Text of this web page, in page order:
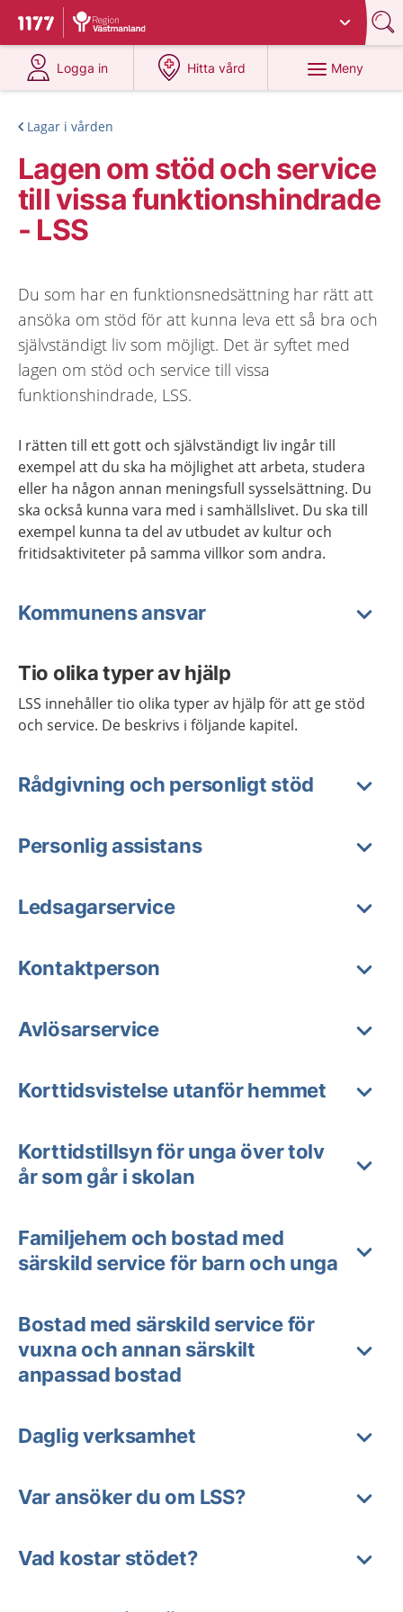
Till startsidan för 1177
Du har valt region
Logga in
på 1177.se
Hitta vård
på 1177.se
Meny
Lagar i vården
Lagen om stöd och service
till vissa funktionshindrade
- LSS
Du som har en funktionsnedsättning har rätt att
ansöka om stöd för att kunna leva ett så bra och
självständigt liv som möjligt. Det är syftet med
lagen om stöd och service till vissa
funktionshindrade, LSS.
I rätten till ett gott och självständigt liv ingår till
exempel att du ska ha möjlighet att arbeta, studera
eller ha någon annan meningsfull sysselsättning. Du
ska också kunna vara med i samhällslivet. Du ska till
exempel kunna ta del av utbudet av kultur och
fritidsaktiviteter på samma villkor som andra.
Kommunens ansvar
Tio olika typer av hjälp
LSS innehåller tio olika typer av hjälp för att ge stöd
och service. De beskrivs i följande kapitel.
Rådgivning och personligt stöd
Personlig assistans
Ledsagarservice
Kontaktperson
Avlösarservice
Korttidsvistelse utanför hemmet
Korttidstillsyn för unga över tolv
år som går i skolan
Familjehem och bostad med
särskild service för barn och unga
Bostad med särskild service för
vuxna och annan särskilt
anpassad bostad
Daglig verksamhet
Var ansöker du om LSS?
Vad kostar stödet?